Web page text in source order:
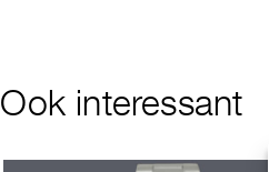
Ook interessant